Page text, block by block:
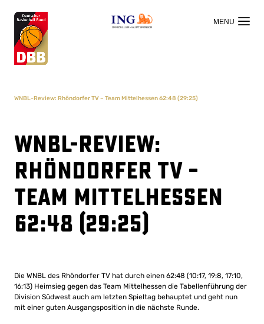
OFFIZIELLER HAUPTSPONSOR
WNBL-Review: Rhöndorfer TV – Team Mittelhessen 62:48 (29:25)
WNBL-Review:
Rhöndorfer TV –
Team Mittelhessen
62:48 (29:25)
Die WNBL des Rhöndorfer TV hat durch einen 62:48 (10:17, 19:8, 17:10,
16:13) Heimsieg gegen das Team Mittelhessen die Tabellenführung der
Division Südwest auch am letzten Spieltag behauptet und geht nun
mit einer guten Ausgangsposition in die nächste Runde.